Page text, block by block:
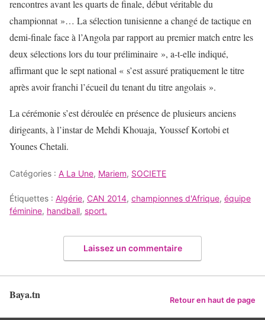
rencontres avant les quarts de finale, début véritable du
championnat »… La sélection tunisienne a changé de tactique en
demi-finale face à l’Angola par rapport au premier match entre les
deux sélections lors du tour préliminaire », a-t-elle indiqué,
affirmant que le sept national « s’est assuré pratiquement le titre
après avoir franchi l’écueil du tenant du titre angolais ».
La cérémonie s’est déroulée en présence de plusieurs anciens
dirigeants, à l’instar de Mehdi Khouaja, Youssef Kortobi et
Younes Chetali.
Catégories : A La Une, Mariem, SOCIETE
Étiquettes : Algérie, CAN 2014, championnes d'Afrique, équipe
féminine, handball, sport.
Laissez un commentaire
Baya.tn Retour en haut de page